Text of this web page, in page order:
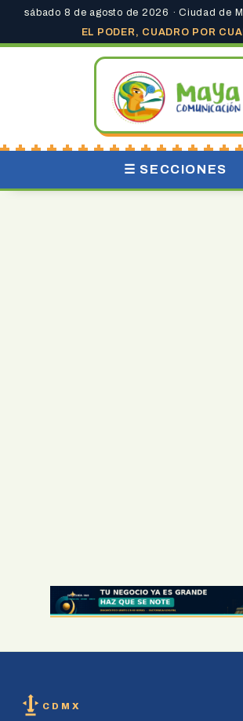
sábado 8 de agosto de 2026 · Ciudad de
EL PODER, CUADRO POR
☰ SECCIONES
CDMX